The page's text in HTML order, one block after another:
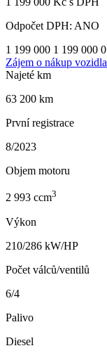
Odpočet DPH: ANO
1 199 000 1 199 000 0
Zájem o nákup vozidla
Najeté km
63 200 km
První registrace
8/2023
Objem motoru
2 993 ccm3
Výkon
210/286 kW/HP
Počet válců/ventilů
6/4
Palivo
Diesel